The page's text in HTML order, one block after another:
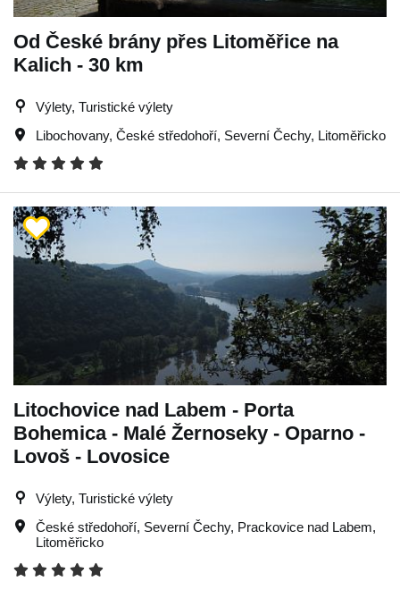
Od České brány přes Litoměřice na
Kalich - 30 km
Výlety, Turistické výlety
Libochovany, České středohoří, Severní Čechy, Litoměřicko
Litochovice nad Labem - Porta
Bohemica - Malé Žernoseky - Oparno -
Lovoš - Lovosice
Výlety, Turistické výlety
České středohoří, Severní Čechy, Prackovice nad Labem,
Litoměřicko